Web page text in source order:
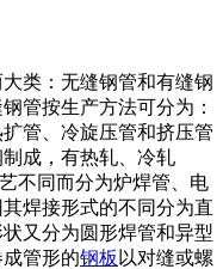
类：无缝钢管和有缝钢
管按生产方法可分为：
管、冷旋压管和挤压管
成，有热轧、冷轧
不同而分为炉焊管、电
焊接形式的不同分为直
又分为圆形焊管和异型
管形的钢板 以对缝或螺